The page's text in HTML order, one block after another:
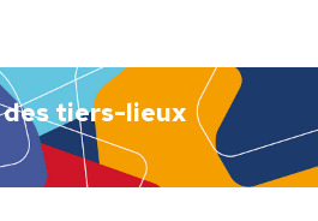
r
h
e
r
tiers-lieux